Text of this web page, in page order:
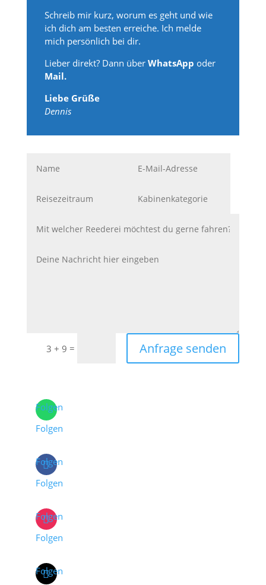
Schreib mir kurz, worum es geht und wie
ich dich am besten erreiche. Ich melde
mich persönlich bei dir.
Lieber direkt? Dann überWhatsApp oder
Mail.
Liebe Grüße
Dennis
3 + 9 = Anfrage senden
Folgen
Folgen
Folgen
Folgen
Folgen
Folgen
Folgen